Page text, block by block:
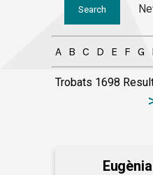
A B C D E F G
Trobats 1698